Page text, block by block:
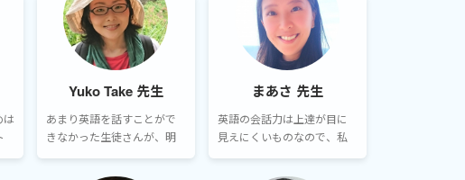
は
Yuko Take 先生
あまり英語を話すことがで
きなかった生徒さんが、明
まあさ 先生
英語の会話力は上達が目に
見えにくいものなので、私